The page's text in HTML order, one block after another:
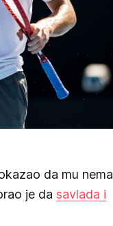
da mu nema
je da savlada i